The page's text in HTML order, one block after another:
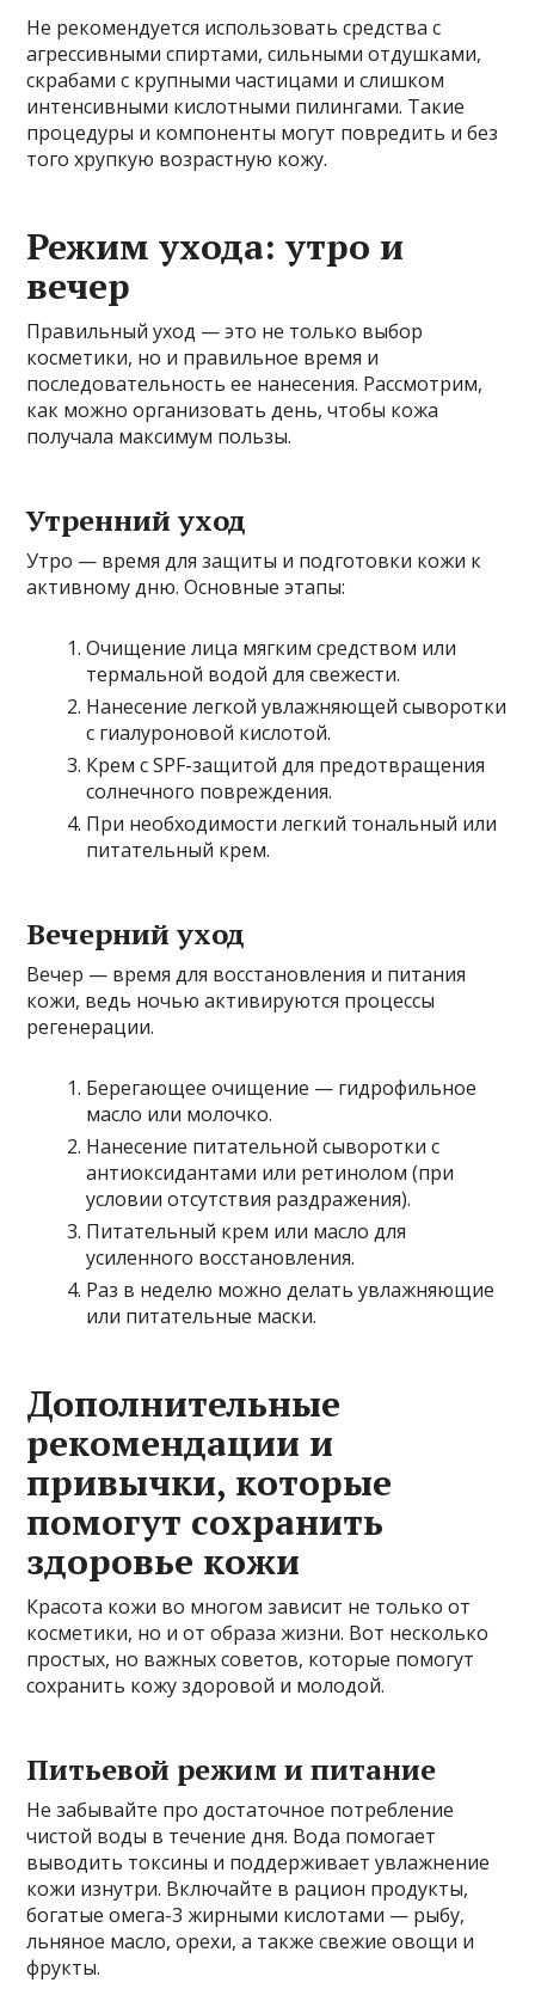
Не рекомендуется использовать средства с
агрессивными спиртами, сильными отдушками,
скрабами с крупными частицами и слишком
интенсивными кислотными пилингами. Такие
процедуры и компоненты могут повредить и без
того хрупкую возрастную кожу.
Режим ухода: утро и
вечер
Правильный уход — это не только выбор
косметики, но и правильное время и
последовательность ее нанесения. Рассмотрим,
как можно организовать день, чтобы кожа
получала максимум пользы.
Утренний уход
Утро — время для защиты и подготовки кожи к
активному дню. Основные этапы:
Очищение лица мягким средством или
термальной водой для свежести.
Нанесение легкой увлажняющей сыворотки
с гиалуроновой кислотой.
Крем с SPF-защитой для предотвращения
солнечного повреждения.
При необходимости легкий тональный или
питательный крем.
Вечерний уход
Вечер — время для восстановления и питания
кожи, ведь ночью активируются процессы
регенерации.
Берегающее очищение — гидрофильное
масло или молочко.
Нанесение питательной сыворотки с
антиоксидантами или ретинолом (при
условии отсутствия раздражения).
Питательный крем или масло для
усиленного восстановления.
Раз в неделю можно делать увлажняющие
или питательные маски.
Дополнительные
рекомендации и
привычки, которые
помогут сохранить
здоровье кожи
Красота кожи во многом зависит не только от
косметики, но и от образа жизни. Вот несколько
простых, но важных советов, которые помогут
сохранить кожу здоровой и молодой.
Питьевой режим и питание
Не забывайте про достаточное потребление
чистой воды в течение дня. Вода помогает
выводить токсины и поддерживает увлажнение
кожи изнутри. Включайте в рацион продукты,
богатые омега-3 жирными кислотами — рыбу,
льняное масло, орехи, а также свежие овощи и
фрукты.